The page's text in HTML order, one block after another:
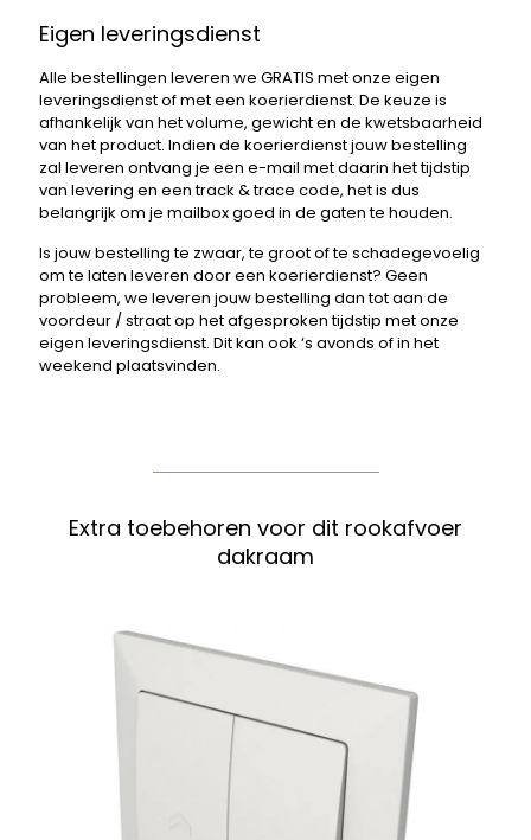
Eigen leveringsdienst
Alle bestellingen leveren we GRATIS met onze eigen
leveringsdienst of met een koerierdienst. De keuze is
afhankelijk van het volume, gewicht en de kwetsbaarheid
van het product. Indien de koerierdienst jouw bestelling
zal leveren ontvang je een e-mail met daarin het tijdstip
van levering en een track & trace code, het is dus
belangrijk om je mailbox goed in de gaten te houden.
Is jouw bestelling te zwaar, te groot of te schadegevoelig
om te laten leveren door een koerierdienst? Geen
probleem, we leveren jouw bestelling dan tot aan de
voordeur / straat op het afgesproken tijdstip met onze
eigen leveringsdienst. Dit kan ook ‘s avonds of in het
weekend plaatsvinden.
Extra toebehoren voor dit rookafvoer
dakraam